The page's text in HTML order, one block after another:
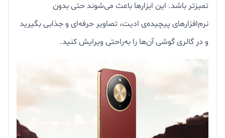
تمیزتر باشد. این ابزارها باعث می‌شوند حتی بدون
نرم‌افزارهای پیچیده‌ی ادیت، تصاویر حرفه‌ای و جذابی بگیرید
و در گالری گوشی آن‌ها را به‌راحتی ویرایش کنید.